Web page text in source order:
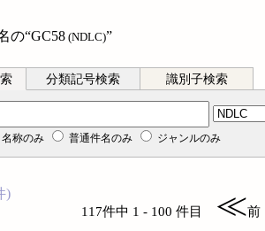
の“GC58(NDLC)”
分類記号検索 識別子検索
名称のみ 普通件名のみ ジャンルのみ
)
117件中 1 - 100 件目 ≪前